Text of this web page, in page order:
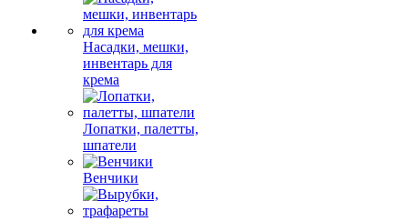
Насадки, мешки,
инвентарь для
крема
Лопатки, палетты,
шпатели
Венчики